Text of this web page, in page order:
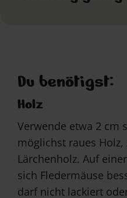
Du benötigst:
Holz
Verwende etwa 2 cm
möglichst raues Holz,
Lärchenholz. Auf
sich Fledermäuse
darf nicht lackiert